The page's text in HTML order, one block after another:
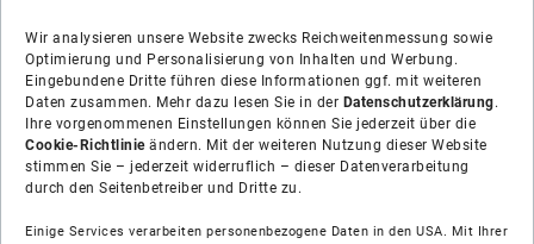
Wir analysieren unsere Website zwecks Reichweitenmessung sowie
Optimierung und Personalisierung von Inhalten und Werbung.
Eingebundene Dritte führen diese Informationen ggf. mit weiteren
Daten zusammen. Mehr dazu lesen Sie in der Datenschutzerklärung.
Ihre vorgenommenen Einstellungen können Sie jederzeit über die
Cookie-Richtlinieändern. Mit der weiteren Nutzung dieser Website
stimmen Sie – jederzeit widerruflich – dieser Datenverarbeitung
durch den Seitenbetreiber und Dritte zu.
Einige Services verarbeiten personenbezogene Daten in den USA. Mit Ihrer